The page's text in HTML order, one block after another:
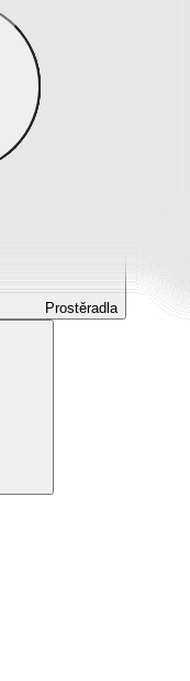
Prostěradla